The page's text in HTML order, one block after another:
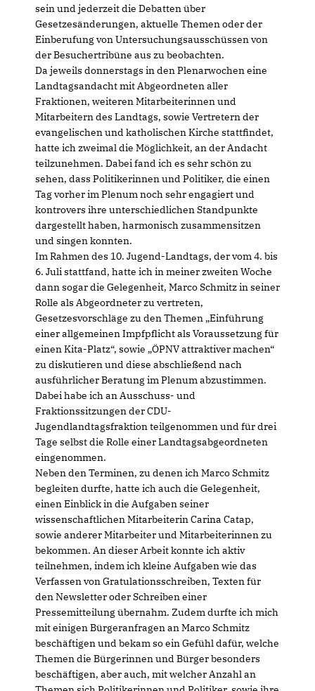
sein und jederzeit die Debatten über
Gesetzesänderungen, aktuelle Themen oder der
Einberufung von Untersuchungsausschüssen von
der Besuchertribüne aus zu beobachten.
Da jeweils donnerstags in den Plenarwochen eine
Landtagsandacht mit Abgeordneten aller
Fraktionen, weiteren Mitarbeiterinnen und
Mitarbeitern des Landtags, sowie Vertretern der
evangelischen und katholischen Kirche stattfindet,
hatte ich zweimal die Möglichkeit, an der Andacht
teilzunehmen. Dabei fand ich es sehr schön zu
sehen, dass Politikerinnen und Politiker, die einen
Tag vorher im Plenum noch sehr engagiert und
kontrovers ihre unterschiedlichen Standpunkte
dargestellt haben, harmonisch zusammensitzen
und singen konnten.
Im Rahmen des 10. Jugend-Landtags, der vom 4. bis
6. Juli stattfand, hatte ich in meiner zweiten Woche
dann sogar die Gelegenheit, Marco Schmitz in seiner
Rolle als Abgeordneter zu vertreten,
Gesetzesvorschläge zu den Themen „Einführung
einer allgemeinen Impfpflicht als Voraussetzung für
einen Kita-Platz“, sowie „ÖPNV attraktiver machen“
zu diskutieren und diese abschließend nach
ausführlicher Beratung im Plenum abzustimmen.
Dabei habe ich an Ausschuss- und
Fraktionssitzungen der CDU-
Jugendlandtagsfraktion teilgenommen und für drei
Tage selbst die Rolle einer Landtagsabgeordneten
eingenommen.
Neben den Terminen, zu denen ich Marco Schmitz
begleiten durfte, hatte ich auch die Gelegenheit,
einen Einblick in die Aufgaben seiner
wissenschaftlichen Mitarbeiterin Carina Catap,
sowie anderer Mitarbeiter und Mitarbeiterinnen zu
bekommen. An dieser Arbeit konnte ich aktiv
teilnehmen, indem ich kleine Aufgaben wie das
Verfassen von Gratulationsschreiben, Texten für
den Newsletter oder Schreiben einer
Pressemitteilung übernahm. Zudem durfte ich mich
mit einigen Bürgeranfragen an Marco Schmitz
beschäftigen und bekam so ein Gefühl dafür, welche
Themen die Bürgerinnen und Bürger besonders
beschäftigen, aber auch, mit welcher Anzahl an